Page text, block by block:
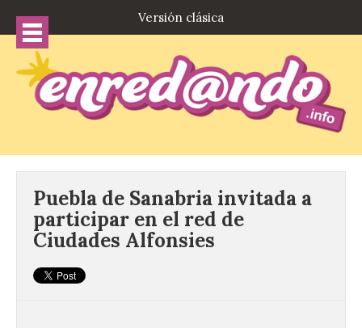
Versión clásica
Puebla de Sanabria invitada a
participar en el red de
Ciudades Alfonsies